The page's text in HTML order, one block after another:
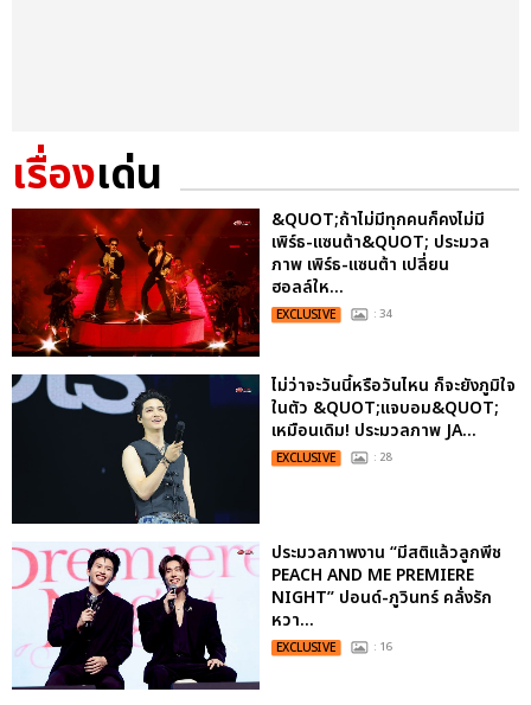
เรื่องเด่น
&QUOT;ถ้าไม่มีทุกคนก็คงไม่มี
เพิร์ธ-แซนต้า&QUOT; ประมวล
ภาพ เพิร์ธ-แซนต้า เปลี่ยน
ฮอลล์ให...
EXCLUSIVE : 34
ไม่ว่าจะวันนี้หรือวันไหน ก็จะยังภูมิใจ
ในตัว &QUOT;แจบอม&QUOT;
เหมือนเดิม! ประมวลภาพ JA...
EXCLUSIVE : 28
ประมวลภาพงาน “มีสติแล้วลูกพีช
PEACH AND ME PREMIERE
NIGHT” ปอนด์-ภูวินทร์ คลั่งรัก
หวา...
EXCLUSIVE : 16